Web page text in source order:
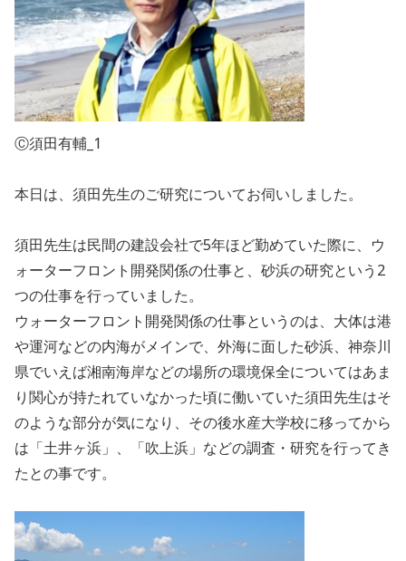
Ⓒ須田有輔_1
本日は、須田先生のご研究についてお伺いしました。
須田先生は民間の建設会社で5年ほど勤めていた際に、ウ
ォーターフロント開発関係の仕事と、砂浜の研究という2
つの仕事を行っていました。
ウォーターフロント開発関係の仕事というのは、大体は港
や運河などの内海がメインで、外海に面した砂浜、神奈川
県でいえば湘南海岸などの場所の環境保全についてはあま
り関心が持たれていなかった頃に働いていた須田先生はそ
のような部分が気になり、その後水産大学校に移ってから
は「土井ヶ浜」、「吹上浜」などの調査・研究を行ってき
たとの事です。